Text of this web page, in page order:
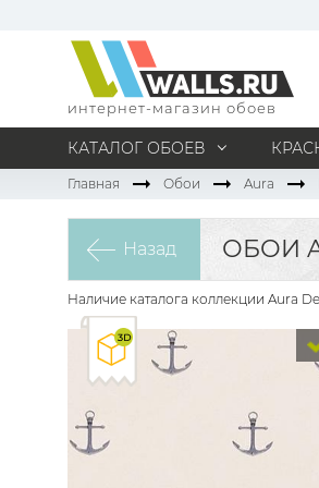
интернет-магазин обоев
КАТАЛОГ ОБОЕВ
МАТЕРИАЛ
Под покраску
Натуральные
Виниловые
Бумажные
ПОМЕЩЕНИЕ
Кабинет
Коридор
Все типы помещений
Главная Обои Aura
Назад ОБОИ
Наличие каталога коллекции Aura